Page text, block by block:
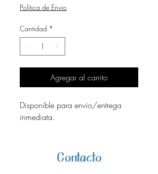
Política de Envio
Cantidad *
Agregar al carrito
Disponible para envio/entrega
inmediata.
Contacto